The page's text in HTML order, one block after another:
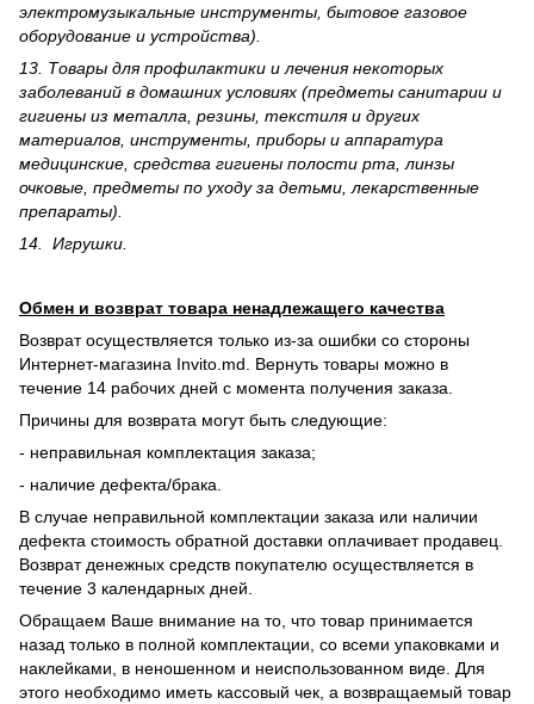
электрому­зыкальные инструменты, бытовое газовое
оборудование и устройства).
13. Товары для профилактики и лечения некоторых
заболеваний в домашних условиях (предметы санитарии и
гигиены из металла, резины, текстиля и других
материалов, инструменты, приборы и аппаратура
медицинские, средства гигиены полости рта, линзы
очковые, предметы по уходу за детьми, лекарственные
препараты).
14. Игрушки.
Обмен и возврат товара ненадлежащего качества
Возврат осуществляется только из-за ошибки со стороны
Интернет-магазина Invito.md. Вернуть товары можно в
течение 14 рабочих дней с момента получения заказа.
Причины для возврата могут быть следующие:
- неправильная комплектация заказа;
- наличие дефекта/брака.
В случае неправильной комплектации заказа или наличии
дефекта стоимость обратной доставки оплачивает продавец.
Возврат денежных средств покупателю осуществляется в
течение 3 календарных дней.
Обращаем Ваше внимание на то, что товар принимается
назад только в полной комплектации, со всеми упаковками и
наклейками, в неношенном и неиспользованном виде. Для
этого необходимо иметь кассовый чек, а возвращаемый товар